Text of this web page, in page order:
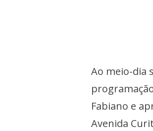
Ao meio-dia
Fabiano e
Avenida